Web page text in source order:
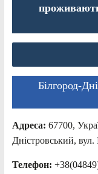
Білгород-
Адреса: 67700,
Дністровський, вул.
Телефон: